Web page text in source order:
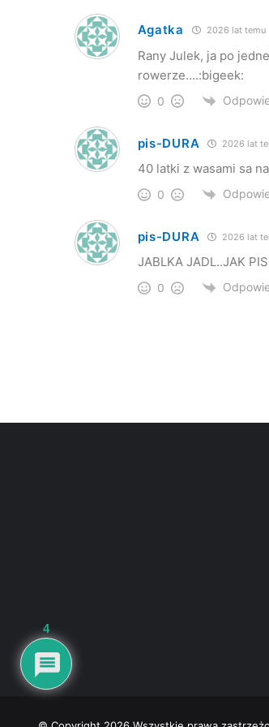
Agatka 2026 lat temu
Rany Julek, ja po
rowerze….:bigeek:
0
pis-DURA 2026 lat
40 latki z wasami sa
0
pis-DURA 2026 lat
JABLKA JADL..JAK
0
4